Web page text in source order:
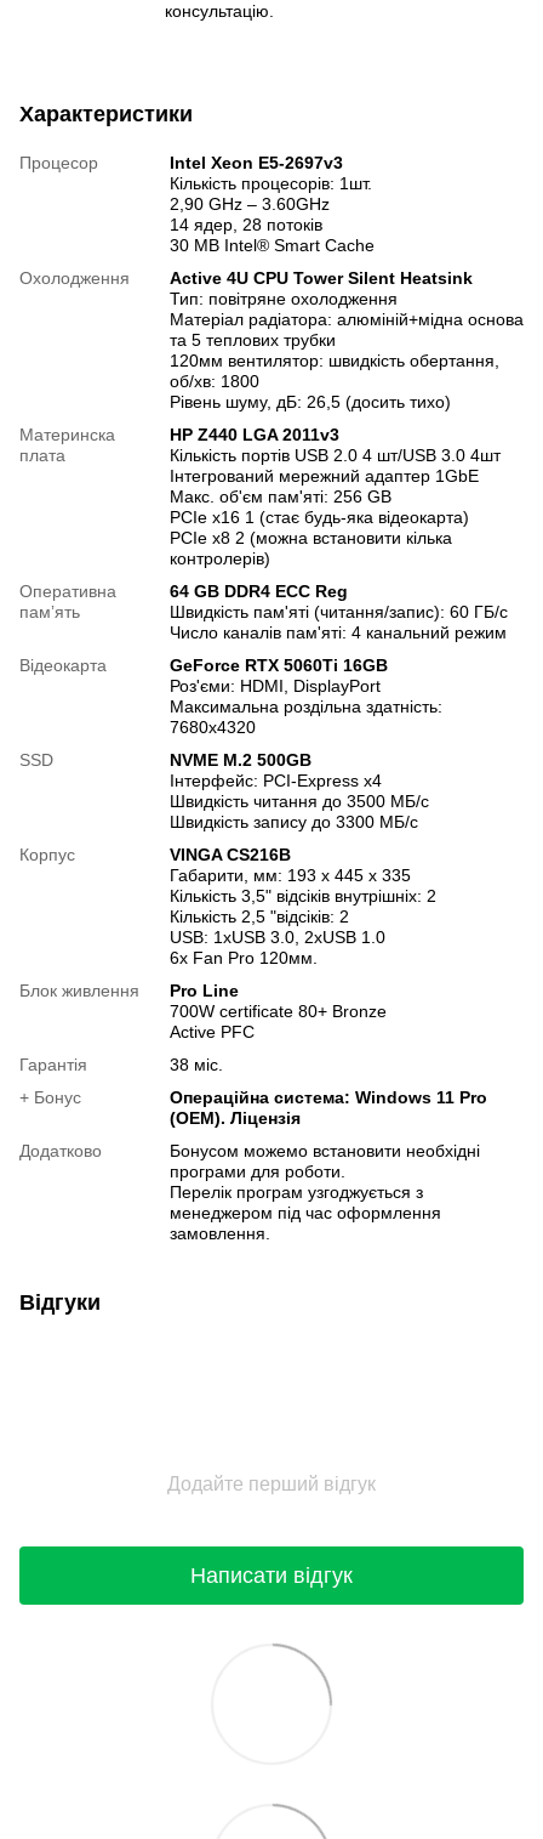
консультацію.
Характеристики
Процесор
Intel Xeon E5-2697v3
Кількість процесорів: 1шт.
2,90 GHz – 3.60GHz
14 ядер, 28 потоків
30 MB Intel® Smart Cache
Охолодження
Active 4U CPU Tower Silent Heatsink
Тип: повітряне охолодження
Матеріал радіатора: алюміній+мідна основа
та 5 теплових трубки
120мм вентилятор: швидкість обертання,
об/хв: 1800
Рівень шуму, дБ: 26,5 (досить тихо)
Материнска
плата
HP Z440 LGA 2011v3
Кількість портів USB 2.0 4 шт/USB 3.0 4шт
Інтегрований мережний адаптер 1GbE
Макс. об'єм пам'яті: 256 GB
PCIe x16 1 (стає будь-яка відеокарта)
PCIe x8 2 (можна встановити кілька
контролерів)
Оперативна
памʼять
64 GB DDR4 ECC Reg
Швидкість пам'яті (читання/запис): 60 ГБ/с
Число каналів пам'яті: 4 канальний режим
Відеокарта
GeForce RTX 5060Ti 16GB
Роз'єми: HDMI, DisplayPort
Максимальна роздільна здатність:
7680х4320
SSD
NVME M.2 500GB
Інтерфейс: PCI-Express x4
Швидкість читання до 3500 МБ/с
Швидкість запису до 3300 МБ/с
Корпус
VINGA CS216B
Габарити, мм: 193 x 445 x 335
Кількість 3,5" відсіків внутрішніх: 2
Кількість 2,5 "відсіків: 2
USB: 1хUSB 3.0, 2хUSB 1.0
6х Fan Pro 120мм.
Блок живлення
Pro Line
700W certificate 80+ Bronze
Active PFC
Гарантія
38 міс.
+ Бонус
Операційна система: Windows 11 Pro
(OEM). Ліцензія
Додатково
Бонусом можемо встановити необхідні
програми для роботи.
Перелік програм узгоджується з
менеджером під час оформлення
замовлення.
Відгуки
Додайте перший відгук
Написати відгук